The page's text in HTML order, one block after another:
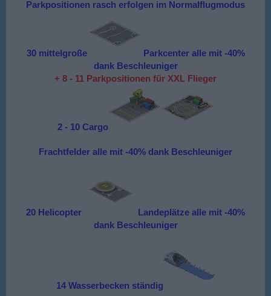
Parkpositionen rasch erfolgen im Normalflugmodus
30 mittelgroße
Parkcenter alle mit -40%
dank Beschleuniger
+ 8 - 11 Parkpositionen für XXL Flieger
2 - 10 Cargo
Frachtfelder alle mit -40% dank Beschleuniger
20 Helicopter
Landeplätze alle mit -40%
dank Beschleuniger
14 Wasserbecken ständig